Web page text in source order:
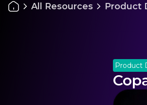
All Resources Product
Product